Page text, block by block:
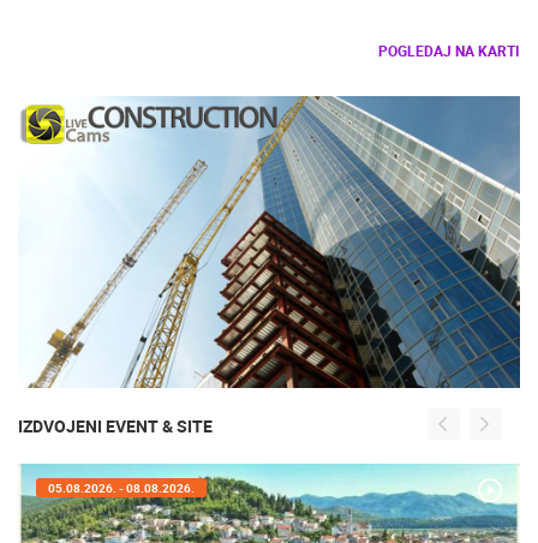
POGLEDAJ NA KARTI
IZDVOJENI EVENT & SITE
05.08.2026. - 08.08.2026.